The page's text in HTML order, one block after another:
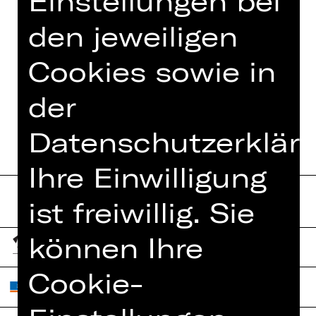
Foto © Fotolia
den jeweiligen
Cookies sowie in
der
Ihre Einwilligung
ist freiwillig. Sie
können Ihre
Cookie-